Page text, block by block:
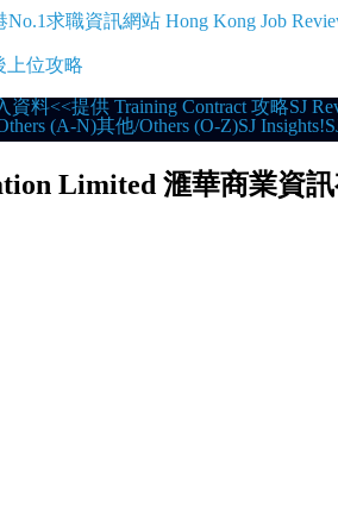
上位攻略
資料<<提供 Training Contract 攻略SJ
(A-N)其他/Others (O-Z)SJ Insights!
Limited 滙華商業資